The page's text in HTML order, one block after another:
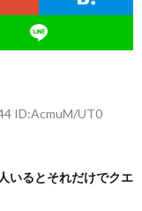
ID:AcmuM/UT0
いるとそれだけでクエ